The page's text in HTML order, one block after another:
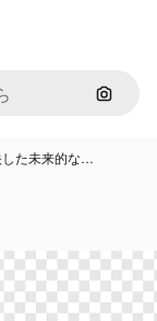
画像で
した未来的な…